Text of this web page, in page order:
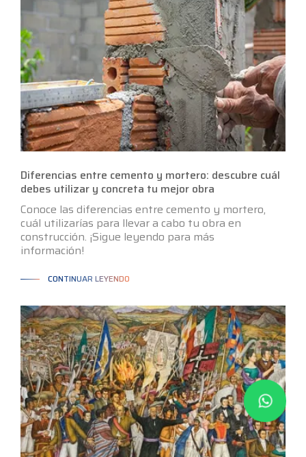
Diferencias entre cemento y mortero: descubre cuál
debes utilizar y concreta tu mejor obra
Conoce las diferencias entre cemento y mortero,
cuál utilizarías para llevar a cabo tu obra en
construcción. ¡Sigue leyendo para más
información!
CONTINUAR LEYENDO